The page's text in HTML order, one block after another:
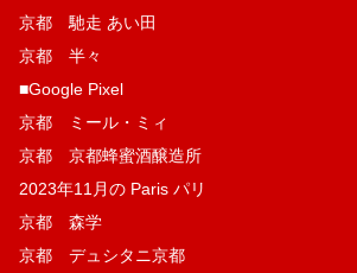
京都 馳走 あい田
京都 半々
■Google Pixel
京都 ミール・ミィ
京都 京都蜂蜜酒醸造所
2023年11月の Paris パリ
京都 森学
京都 デュシタニ京都